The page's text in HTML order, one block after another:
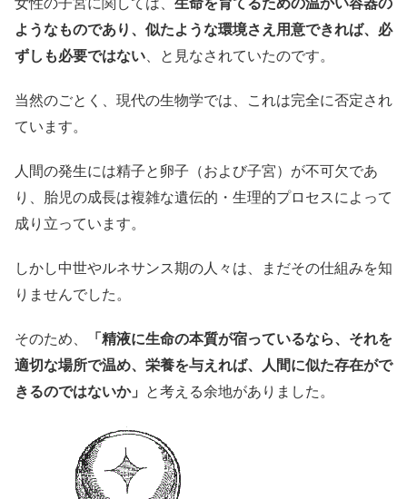
ようなものであり、似たような環境さえ用意できれば、必
ずしも必要ではない、と見なされていたのです。
当然のごとく、現代の生物学では、これは完全に否定され
ています。
人間の発生には精子と卵子（および子宮）が不可欠であ
り、胎児の成長は複雑な遺伝的・生理的プロセスによって
成り立っています。
しかし中世やルネサンス期の人々は、まだその仕組みを知
りませんでした。
そのため、
「精液に生命の本質が宿っているなら、それを
適切な場所で温め、栄養を与えれば、人間に似た存在がで
きるのではないか」 と考える余地がありました。